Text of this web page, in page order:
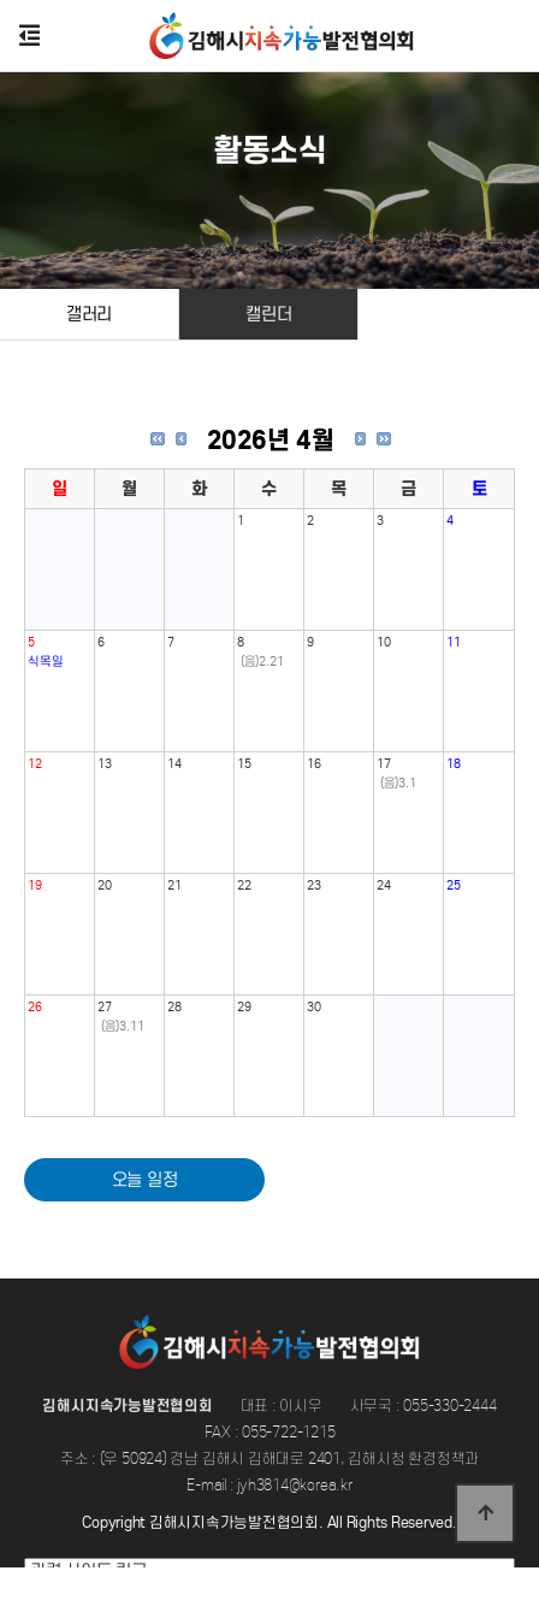
활동소식
갤러리 캘린더
2026년 4월
일 월 화 수 목 금 토
1 2 3 4
5
식목일
6 7
8
(음)2.21
9 10 11
12 13 14 15 16
17
(음)3.1
18
19 20 21 22 23 24 25
26
27
(음)3.11
28 29 30
오늘 일정
김해시지속가능발전협의회 대표 : 이시우
사무국 : 055-330-2444
FAX : 055-722-1215
주소 : (우 50924) 경남 김해시 김해대로 2401, 김해시청 환경정책과
E-mail : jyh3814@korea.kr
Copyright 김해시지속가능발전협의회. All Rights Reserved.